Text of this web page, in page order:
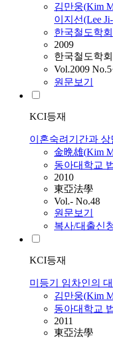
김만웅(Kim
이지선(Lee
한국철도학회
2009
한국철도학
Vol.2009
원문보기
KCI등재
이혼숙려기간과
金晩雄(Kim
동아대학교
2010
東亞法學
Vol.- No.48
원문보기
복사/대출신
KCI등재
미등기 임차인의
김만웅(Kim
동아대학교
2011
東亞法學